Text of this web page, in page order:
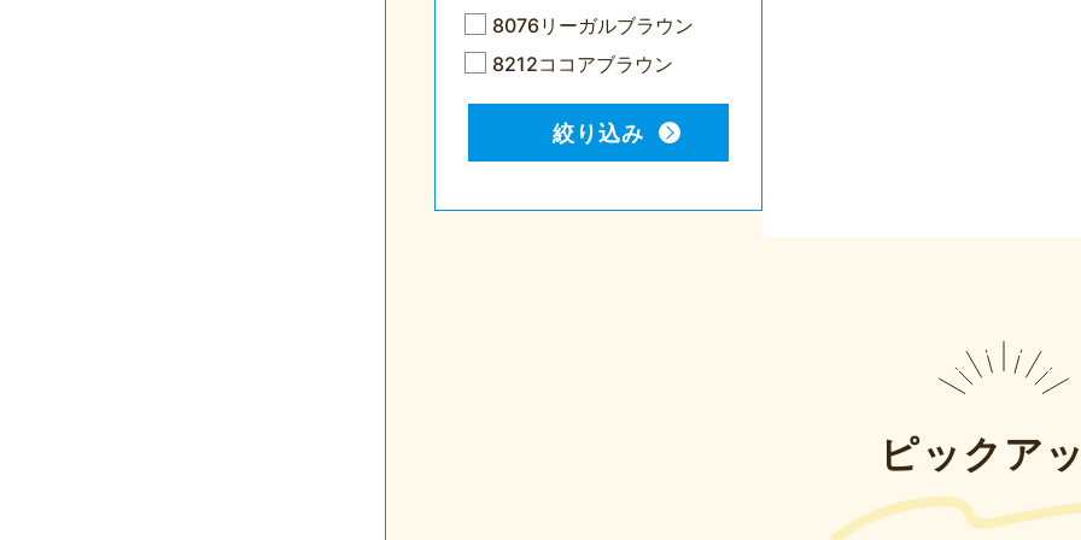
8076リーガルブラウン
8212ココアブラウン
絞り込み
ピックア